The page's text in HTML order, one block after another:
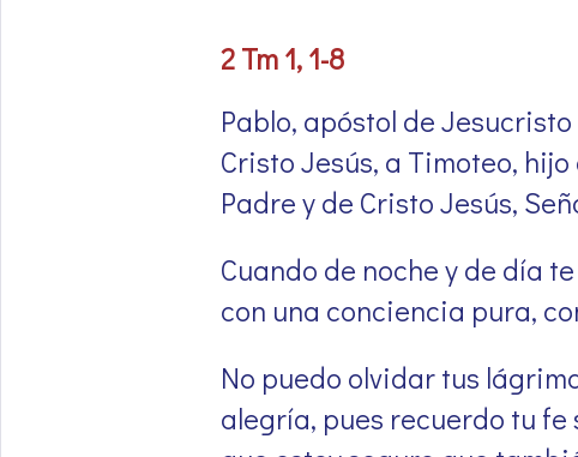
2 Tm 1, 1-8
Pablo, apóstol de
Cristo Jesús, a Timoteo,
Padre y de Cristo Jesús,
Cuando de noche y de día
con una conciencia pura,
No puedo olvidar tus
alegría, pues recuerdo tu